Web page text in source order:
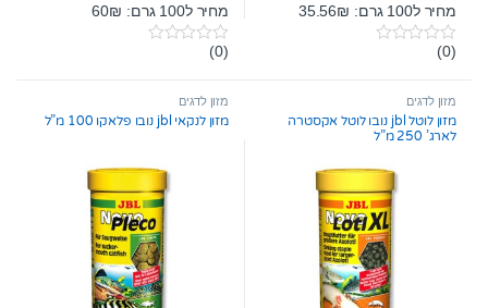
מחיר ל100 גרם: 35.56₪
0
t
o
f
5
(0)
מחיר ל100 גרם: 60₪
0
t
o
f
(0)
מזון לדגים
מזון לוטל jbl נובו לוטל אקסטרה
לארג’ 250 מ”ל
מזון לדגים
מזון לנקאי jbl נובו פלאקו 100 מ”ל